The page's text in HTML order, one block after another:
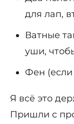
для лап,
Ватные
уши,
Фен
Я всё это
Пришли с